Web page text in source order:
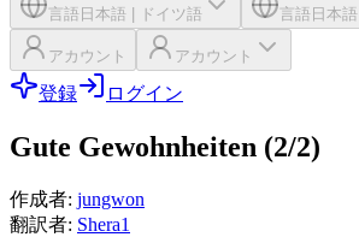
言語 日本語 ドイツ語 言語 日本語
アカウント アカウント
登録 ログイン
Gute Gewohnheiten (2/2)
作成者: jungwon
翻訳者: Shera1